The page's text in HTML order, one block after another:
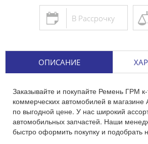
В Рассрочку
ОПИСАНИЕ
Заказывайте и покупайте Ремень ГРМ
коммерческих автомобилей в
по выгодной цене. У нас широкий
автомобильных запчастей. Наши
быстро оформить покупку и подобрать